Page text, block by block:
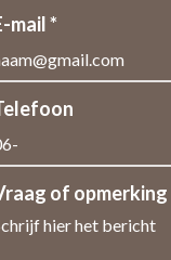
mail *
of opmerking